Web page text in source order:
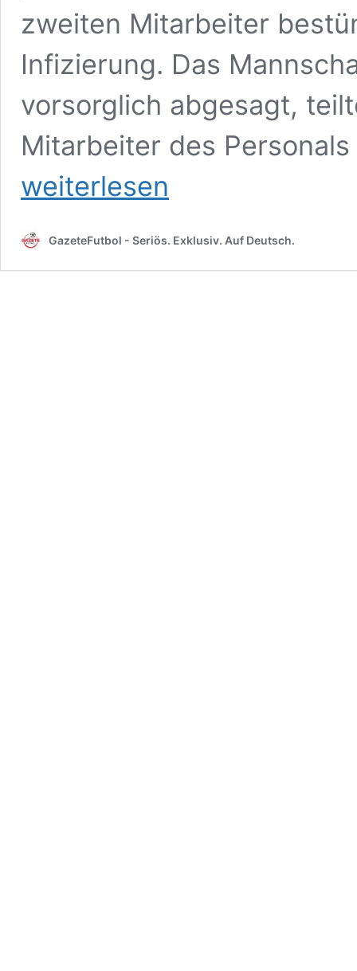
zweiten Mitarbeiter
Infizierung. Das
vorsorglich abgesagt,
Mitarbeiter des
weiterlesen
GazeteFutbol - Seriös. Exklusiv. Auf Deutsch.